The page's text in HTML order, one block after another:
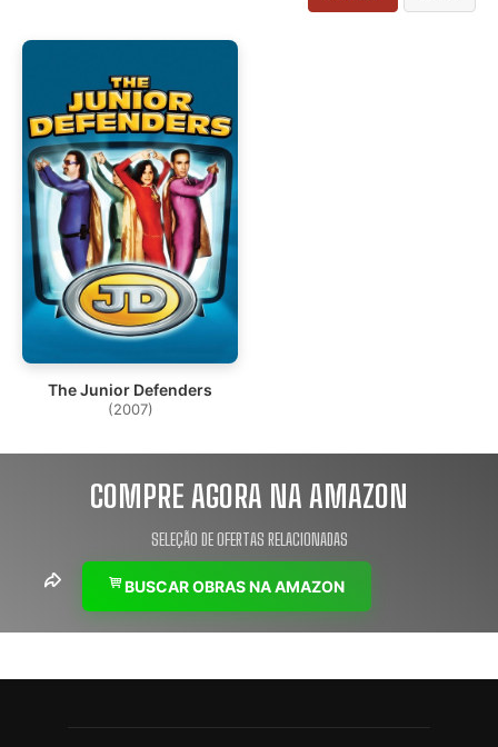
The Junior Defenders
(2007)
COMPRE AGORA NA AMAZON
SELEÇÃO DE OFERTAS RELACIONADAS
BUSCAR OBRAS NA AMAZON